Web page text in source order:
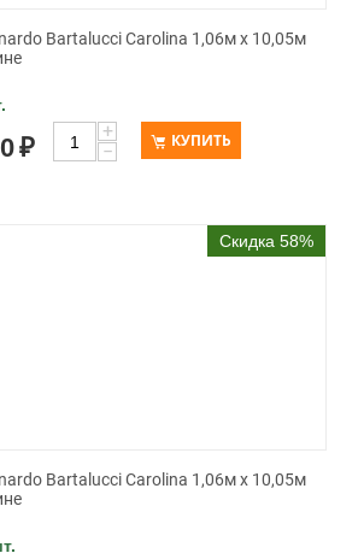
Bartalucci Carolina 1,06м х 10,05м
₽
+
−
КУПИТЬ
Скидка 58%
Bartalucci Carolina 1,06м х 10,05м